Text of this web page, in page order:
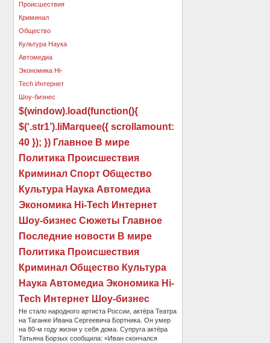
$(window).load(function(){
$(‘.str1’).liMarquee({ scrollamount:
40 }); }) Главное В мире
Политика Происшествия
Криминал Спорт Общество
Культура Наука Автомедиа
Экономика Hi-Tech Интернет
Шоу-бизнес Сюжеты Главное
Последние новости В мире
Политика Происшествия
Криминал Общество Культура
Наука Автомедиа Экономика Hi-
Tech Интернет Шоу-бизнес
Не стало народного артиста России, актёра Театра
на Таганке Ивана Сергеевича Бортника. Он умер
на 80-м году жизни у себя дома. Супруга актёра
Татьяна Борзых сообщила: «Иван скончался